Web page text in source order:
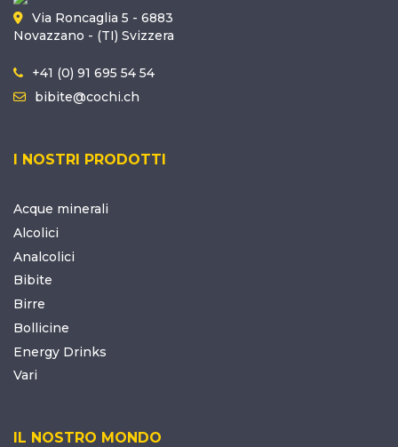
Via Roncaglia 5 - 6883
Novazzano - (TI) Svizzera
+41 (0) 91 695 54 54
bibite@cochi.ch
I NOSTRI PRODOTTI
Acque minerali
Alcolici
Analcolici
Bibite
Birre
Bollicine
Energy Drinks
Vari
IL NOSTRO MONDO